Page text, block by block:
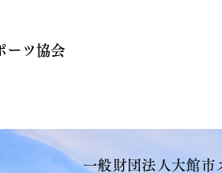
ーツ協会
一般財団法人大館市